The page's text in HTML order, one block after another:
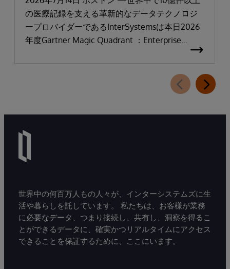
の医療記録を支える革新的なデータテクノロジ
ープロバイダーであるInterSystemsは本日2026
年度Gartner Magic Quadrant ：Enterprise
Electronic Health Records（医療機関向け電子カ
世界中の何百万人もの人々が、インターシステムズに生
活や暮らしを託しています。 私たちは、お客様が業務
に必要なデータ、つまり接続し、共有し、洞察を得るこ
とができるデータに、確実かつリアルタイムにアクセス
できることを保証するために、ここにいます。